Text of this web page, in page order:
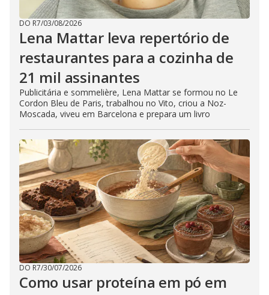
DO R7/03/08/2026
Lena Mattar leva repertório de
restaurantes para a cozinha de
21 mil assinantes
Publicitária e sommelière, Lena Mattar se formou no Le
Cordon Bleu de Paris, trabalhou no Vito, criou a Noz-
Moscada, viveu em Barcelona e prepara um livro
DO R7/30/07/2026
Como usar proteína em pó em